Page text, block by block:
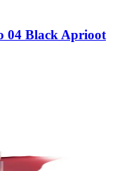
04 Black Aprioot